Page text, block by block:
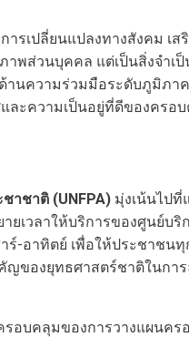
รเปลี่ยนแปลงทางสังคม เ
พส่วนบุคคล แต่เป็นสิ่งจำเ
านความร่วมมือระดับภูมิภ
ละความเป็นอยู่ที่ดีของคร
าชาติ (UNFPA) มุ่งเน้นไป
ยเวลาให้บริการของศูนย์บ
ร์-อาทิตย์ เพื่อให้ประชาช
ญของยุทธศาสตร์ชาติในกา
บคลุมของการวางแผนคร